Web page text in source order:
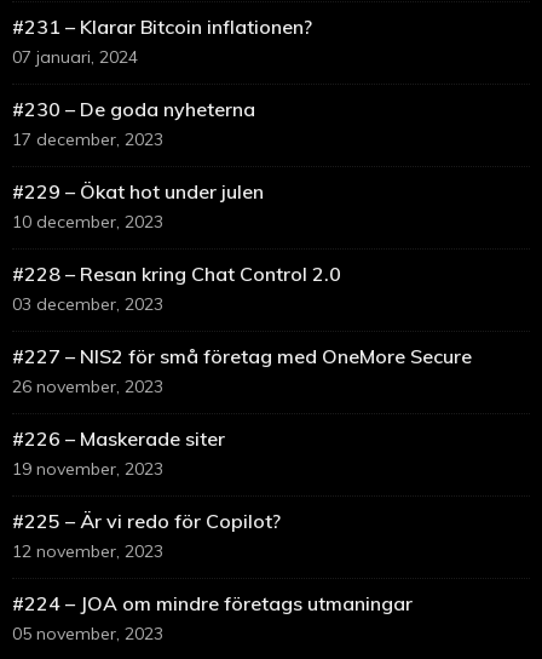
#231 – Klarar Bitcoin inflationen?
07 januari, 2024
#230 – De goda nyheterna
17 december, 2023
#229 – Ökat hot under julen
10 december, 2023
#228 – Resan kring Chat Control 2.0
03 december, 2023
#227 – NIS2 för små företag med OneMore Secure
26 november, 2023
#226 – Maskerade siter
19 november, 2023
#225 – Är vi redo för Copilot?
12 november, 2023
#224 – JOA om mindre företags utmaningar
05 november, 2023